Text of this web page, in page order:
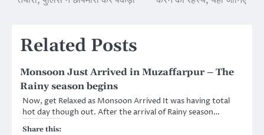
Related Posts
Monsoon Just Arrived in Muzaffarpur – The
Rainy season begins
Now, get Relaxed as Monsoon Arrived It was having total
hot day though out. After the arrival of Rainy season…
Share this: